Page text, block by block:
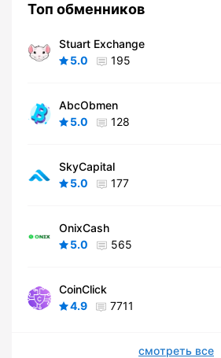
Топ обменников
Stuart Exchange
5.0
195
AbcObmen
5.0
128
SkyCapital
5.0
177
OnixCash
5.0
565
CoinClick
4.9
7711
смотреть все